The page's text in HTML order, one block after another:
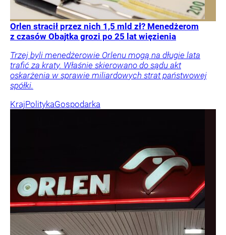
Orlen stracił przez nich 1,5 mld zł? Menedżerom
z czasów Obajtka grozi po 25 lat więzienia
Trzej byli menedżerowie Orlenu mogą na długie lata
trafić za kraty. Właśnie skierowano do sądu akt
oskarżenia w sprawie miliardowych strat państwowej
spółki.
KrajPolitykaGospodarka